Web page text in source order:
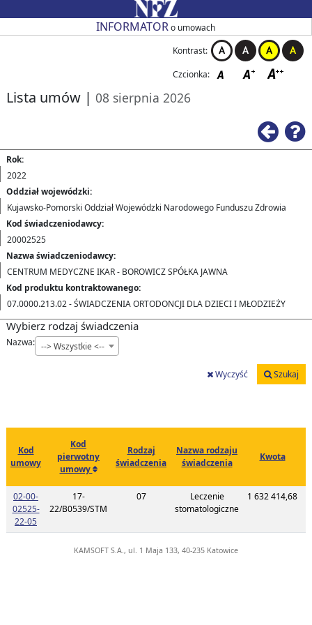
Przejdź do strony głównejINFORMATORo umowach
Kontrast:
Czcionka:
Lista umów | 08 sierpnia 2026
Rok:
2022
Oddział wojewódzki:
Kujawsko-Pomorski Oddział Wojewódzki Narodowego Funduszu Zdrowia
Kod świadczeniodawcy:
20002525
Nazwa świadczeniodawcy:
CENTRUM MEDYCZNE IKAR - BOROWICZ SPÓŁKA JAWNA
Kod produktu kontraktowanego:
07.0000.213.02 - ŚWIADCZENIA ORTODONCJI DLA DZIECI I MŁODZIEŻY
Wybierz rodzaj świadczenia
Nazwa: --> Wszystkie <--
Wyczyść Szukaj
Kod
umowy
Kod
pierwotny
umowy
Rodzaj
świadczenia
Nazwa rodzaju
świadczenia
Kwota
02-00-
02525-
22-05Link do listy planu umowy o kodzie 02-00-02525-22-05
17-
22/B0539/STM
07
Leczenie
stomatologiczne
1 632 414,68
KAMSOFT S.A., ul. 1 Maja 133, 40-235 Katowice